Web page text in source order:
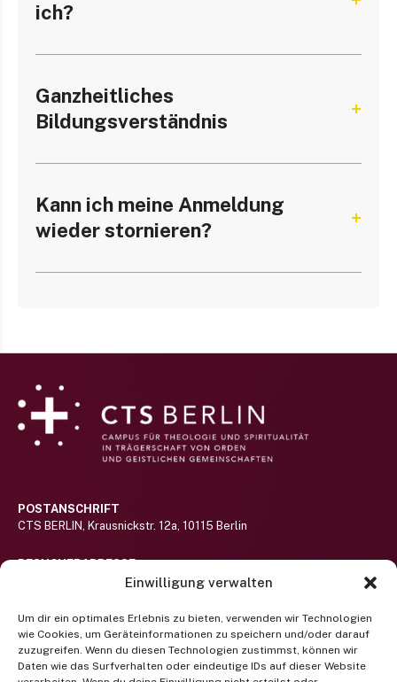
Einwilligung verwalten
Um dir ein optimales Erlebnis zu bieten, verwenden wir Technologien
wie Cookies, um Geräteinformationen zu speichern und/oder darauf
zuzugreifen. Wenn du diesen Technologien zustimmst, können wir
Daten wie das Surfverhalten oder eindeutige IDs auf dieser Website
ich?
Ganzheitliches
Bildungsverständnis
Kann ich meine Anmeldung
wieder stornieren?
POSTANSCHRIFT
CTS BERLIN, Krausnickstr. 12a, 10115 Berlin
BESUCHERADRESSE
Haus St.-Michael-Stift auf dem Gelände des Alexianer St. Hedwig-
RUFEN SIE UNS AN
Telefon +49 (0) 30 400 372 122
(Mo-Fr 9-13 Uhr)